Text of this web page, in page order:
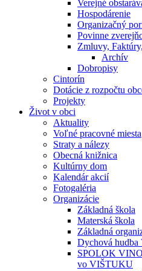
Verejné
Hospodárenie
Organizačný
Povinne
Zmluvy,
Archív
Dobropisy
Cintorín
Dotácie z rozpočtu
Projekty
Život v obci
Aktuality
Voľné pracovné miesta
Straty a nálezy
Obecná knižnica
Kultúrny dom
Kalendár akcií
Fotogaléria
Organizácie
Základná škola
Materská škola
Základná
Dychová hudba
SPOLOK
vo VIŠTUKU